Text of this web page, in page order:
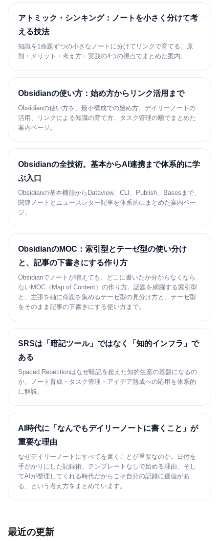
アトミック・シンキング：ノートを小さく分けて考
える技法
知識を1命題ずつの小さなノートに分けてリンクで育てる。原
則・メリット・考え方・実践の4つの視点でまとめた案内。
Obsidianの使い方：始め方からリンク活用まで
Obsidianの使い方を、最小構成での始め方、デイリーノートの
活用、リンクによる知識の育て方、タスク管理の順でまとめた
案内ページ。
Obsidianの全技術。基本からAI連携まで体系的に学
ぶ入口
Obsidianの基本機能からDataview、CLI、Publish、Basesまで、
関連ノートとニュースレター記事を体系的にまとめた案内ペー
ジ。
ObsidianのMOC：索引型とテーゼ型の使い分け
と、記事の下書きにする作り方
Obsidianでノートが増えても、どこに書いたか分からなくなら
ないMOC（Map of Content）の作り方。話題を網羅する索引型
と、主張を軸に命題を集めるテーゼ型の見分け方と、テーゼ型
をそのまま記事の下書きにする使い方まで。
SRSは「暗記ツール」ではなく「知的インフラ」で
ある
Spaced Repetitionはなぜ暗記を超えた知的生産の基盤になるの
か。ノート育成・タスク管理・アイデア熟成への応用を体系的
に解説。
AI時代に「なんでもデイリーノートに書くこと」が
重要な理由
なぜデイリーノートにすべてを書くことが重要なのか。日付を
手がかりにした記録術、テンプレートなしで始める理由、そし
てAIが整理してくれる時代だからこそ自分の記録に価値があ
る、という考え方をまとめています。
最近の更新